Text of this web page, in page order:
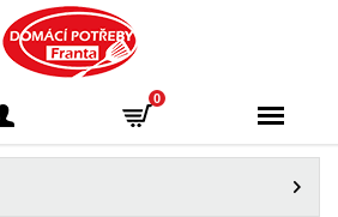
Franta - Příbram
0